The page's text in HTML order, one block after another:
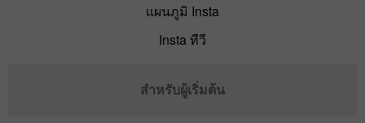
แผนภูมิ Insta
Insta ทีวี
สำหรับผู้เริ่มต้น